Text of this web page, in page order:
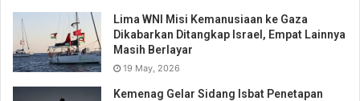
Lima WNI Misi Kemanusiaan ke Gaza
Dikabarkan Ditangkap Israel, Empat Lainnya
Masih Berlayar
19 May, 2026
Kemenag Gelar Sidang Isbat Penetapan